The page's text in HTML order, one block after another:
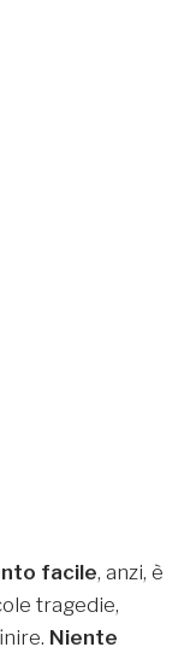
facile, anzi, è
tragedie,
Niente